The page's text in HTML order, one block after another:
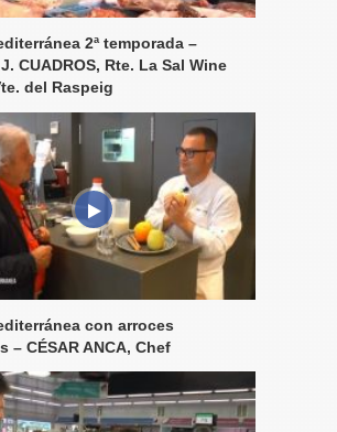
2ª temporada –
CUADROS, Rte. La Sal Wine
del Raspeig
con arroces
– CÉSAR ANCA, Chef